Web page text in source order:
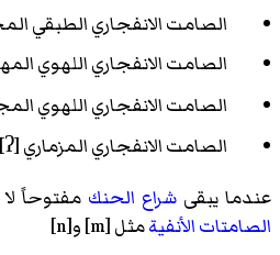
الصامت الانفجاري الطبقي
الصامت الانفجاري اللهوي
الصامت الانفجاري اللهوي
الصامت الانفجاري المزماري[ʔ]
عندما يبقى شراع الحنك مفتوحاً
الصامتات الأنفيةمثل[m]و[n]